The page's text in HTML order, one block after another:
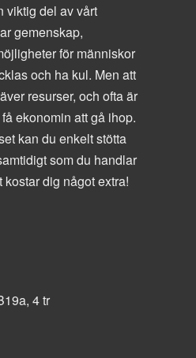
viktig del av vårt
gemenskap,
för människor
och ha kul. Men att
resurser, och ofta är
ekonomin att gå ihop.
kan du enkelt stötta
som du handlar
dig något extra!
4 tr